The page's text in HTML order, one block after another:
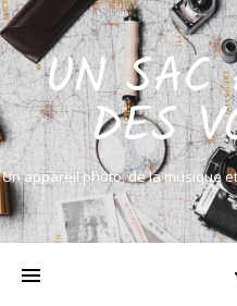
UN SAC
DES
Un appareil photo, de la musique